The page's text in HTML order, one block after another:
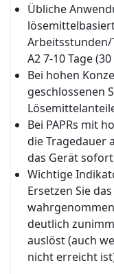
Übliche
Arbeitsstunden/
A2 7-10 Tage
Bei hohen
geschlossenen
Bei PAPRs mit
die Tragedauer
das Gerät
Wichtige
Ersetzen Sie
deutlich
auslöst (auch
nicht erreicht